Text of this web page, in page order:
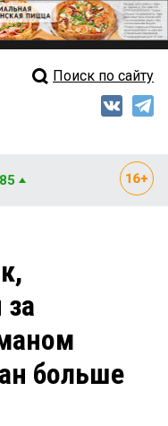
Свежий выпуск
Рейтинги
Блоги
Архив
Поиск по сайту
больше